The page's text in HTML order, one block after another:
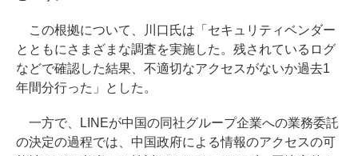
この根拠について、川口氏は「セキュリティベンダー
とともにさまざまな調査を実施した。残されているログ
などで確認した結果、不適切なアクセスがないか過去1
年間分行った」とした。
一方で、LINEが中国の同社グループ企業への業務委託
の決定の過程では、中国政府による情報のアクセスの可